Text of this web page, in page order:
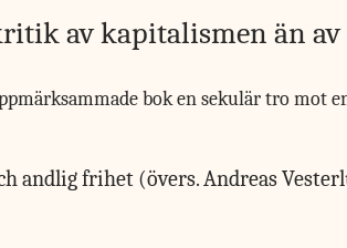
av kapitalismen än
bok en sekulär tro mot
andlig frihet (övers. Andreas